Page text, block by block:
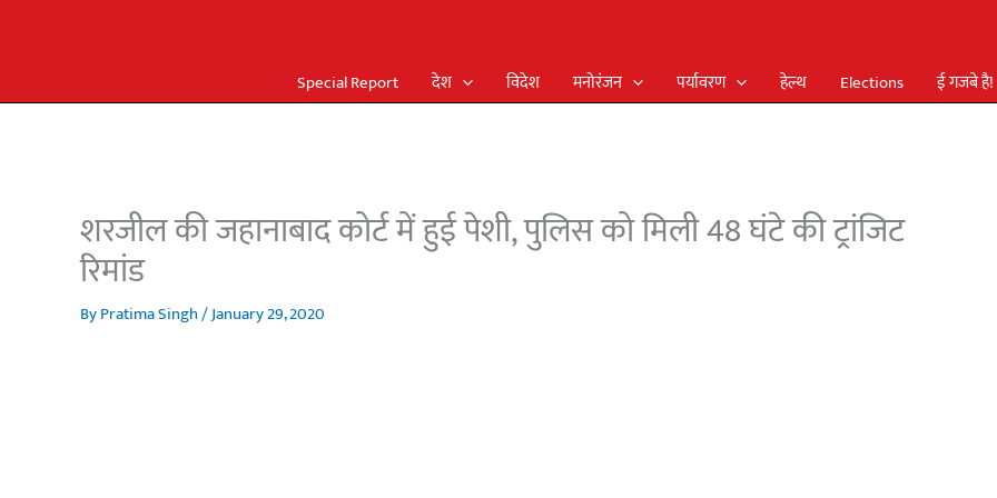
Special Report देश विदेश मनोरंजन पर्यावरण हेल्थ Elections ई गजबे है!
शरजील की जहानाबाद कोर्ट में हुई पेशी, पुलिस को मिली 48 घंटे की ट्रांजिट
रिमांड
ByPratima Singh/January 29, 2020